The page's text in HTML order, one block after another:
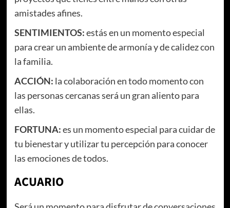
amistades afines.
SENTIMIENTOS:estás en un momento especial
para crear un ambiente de armonía y de calidez con
la familia.
ACCIÓN: la colaboración en todo momento con
las personas cercanas será un gran aliento para
ellas.
FORTUNA:es un momento especial para cuidar de
tu bienestar y utilizar tu percepción para conocer
las emociones de todos.
ACUARIO